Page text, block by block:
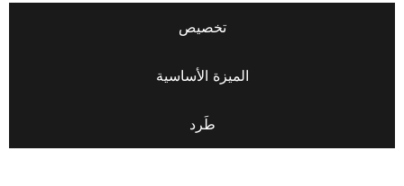
تخصيص
الميزة الأساسية
طَرد